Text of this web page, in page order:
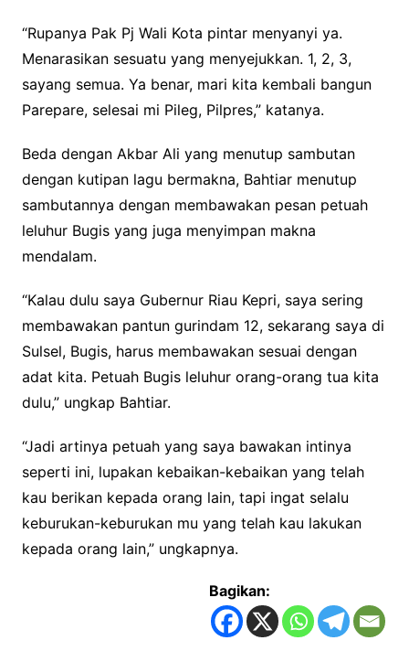
“Rupanya Pak Pj Wali Kota pintar menyanyi ya.
Menarasikan sesuatu yang menyejukkan. 1, 2, 3,
sayang semua. Ya benar, mari kita kembali bangun
Parepare, selesai mi Pileg, Pilpres,” katanya.
Beda dengan Akbar Ali yang menutup sambutan
dengan kutipan lagu bermakna, Bahtiar menutup
sambutannya dengan membawakan pesan petuah
leluhur Bugis yang juga menyimpan makna
mendalam.
“Kalau dulu saya Gubernur Riau Kepri, saya sering
membawakan pantun gurindam 12, sekarang saya di
Sulsel, Bugis, harus membawakan sesuai dengan
adat kita. Petuah Bugis leluhur orang-orang tua kita
dulu,” ungkap Bahtiar.
“Jadi artinya petuah yang saya bawakan intinya
seperti ini, lupakan kebaikan-kebaikan yang telah
kau berikan kepada orang lain, tapi ingat selalu
keburukan-keburukan mu yang telah kau lakukan
kepada orang lain,” ungkapnya.
Bagikan: